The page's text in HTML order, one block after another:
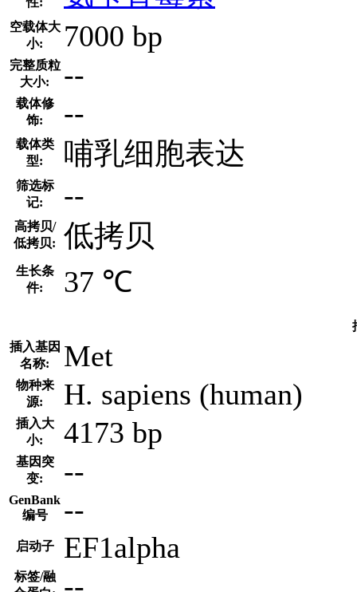
空载体大
小:
7000 bp
完整质粒
大小:
--
载体修
饰:
--
载体类
型:
哺乳细胞表达
筛选标
记:
--
高拷贝/
低拷贝:
低拷贝
生长条
件:
37 ℃
插入基因
名称:
Met
物种来
源:
H. sapiens (human)
插入大
小:
4173 bp
基因突
变:
--
GenBank
编号
--
启动子 EF1alpha
标签/融
--